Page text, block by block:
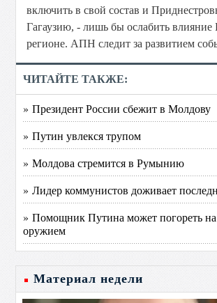
включить в свой состав и
Гагаузию, - лишь бы ослабить влияние
регионе. АПН следит за развитием
ЧИТАЙТЕ ТАКЖЕ:
» Президент России сбежит в Молдову
» Путин увлекся трупом
» Молдова стремится в Румынию
» Лидер коммунистов доживает
» Помощник Путина может погореть на
оружием
Материал недели